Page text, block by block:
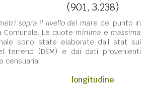
(901, 3.238)
sopra il livello del mare del punto in
Comunale. Le quote minima e massima
sono state elaborate dall'Istat sul
terreno (DEM) e dai dati provenienti
censuaria.
longitudine